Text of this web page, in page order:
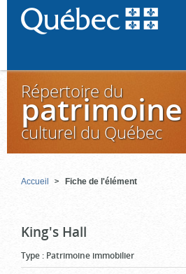
Répertoire du
patrimoine
culturel du Québec
Accueil Fiche de l'élément
King's Hall
Type : Patrimoine immobilier